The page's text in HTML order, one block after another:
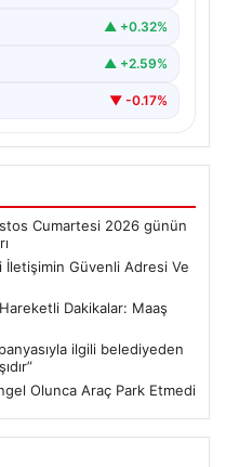
▲ +0.32%
▲ +2.59%
▼ -0.17%
Cumartesi 2026 günün
İletişimin Güvenli Adresi Ve
Dakikalar: Maaş
ilgili belediyeden
Olunca Araç Park Etmedi